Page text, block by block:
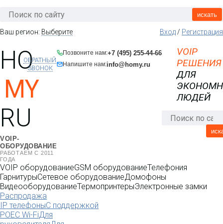
искать
Ваш регион: Выберите Вход/ Регистрация
HO
MY
RU
VOIP-
ОБОРУДОВАНИЕ
РАБОТАЕМ С 2011
ГОДА
Позвоните нам:+7 (495) 255-44-66
Напишите нам:info@homy.ru
ОБРАТНЫЙ
ЗВОНОК
VOIP
РЕШЕНИЯ
ДЛЯ
ЛЮДЕЙ
VOIP оборудованиеGSM оборудованиеТелефония
ГарнитурыСетевое оборудованиеДомофоны
ВидеооборудованиеТермопринтерыЭлектронные замки
Распродажа
IP телефоныС поддержкой
POEC Wi-FiДля